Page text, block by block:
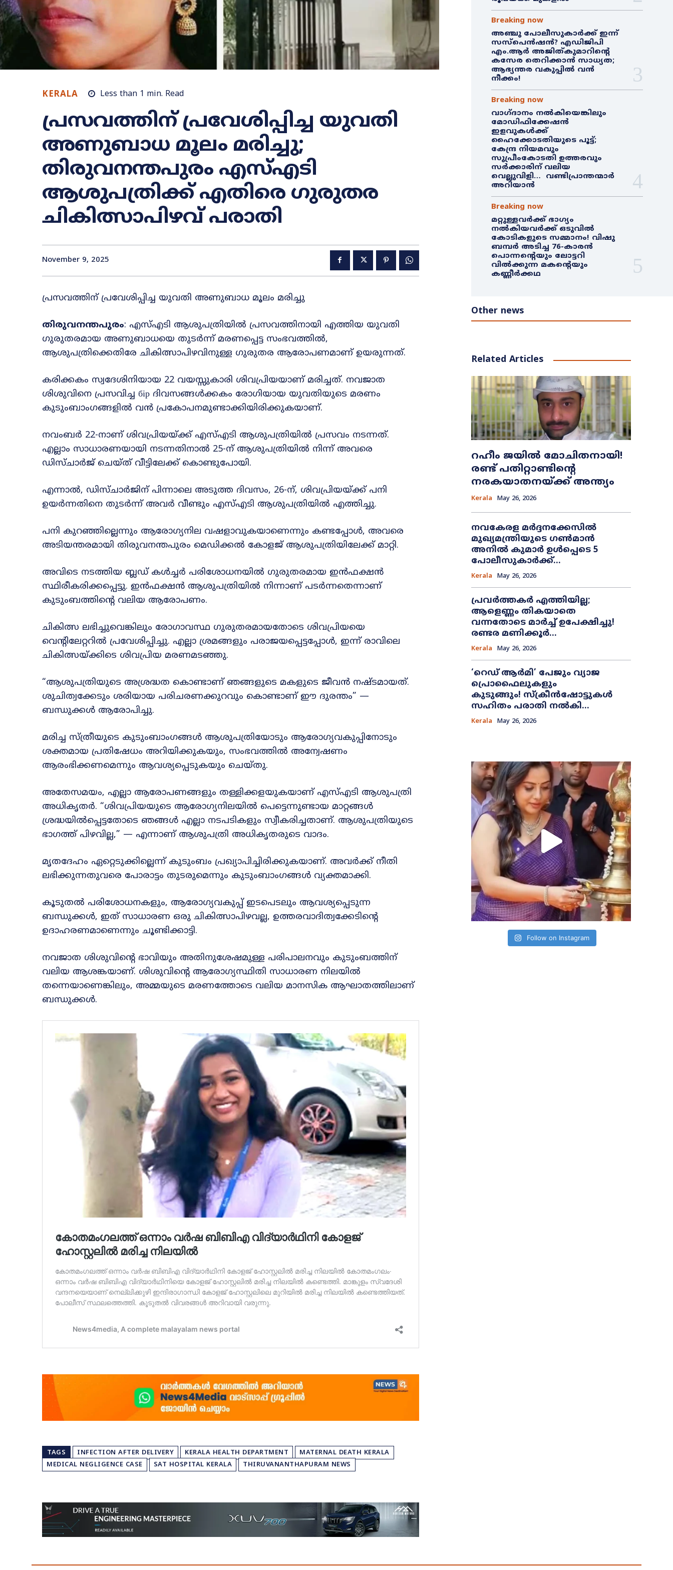
KERALA Less than 1 min. Read
പ്രസവത്തിന് പ്രവേശിപ്പിച്ച യുവതി
അണുബാധ മൂലം മരിച്ചു;
തിരുവനന്തപുരം എസ്എടി
ആശുപത്രിക്ക് എതിരെ ഗുരുതര
ചികിത്സാപിഴവ് പരാതി
November 9, 2025
പ്രസവത്തിന് പ്രവേശിപ്പിച്ച യുവതി അണുബാധ മൂലം മരിച്ചു
തിരുവനന്തപുരം: എസ്‌എടി ആശുപത്രിയിൽ പ്രസവത്തിനായി എത്തിയ യുവതി
ഗുരുതരമായ അണുബാധയെ തുടർന്ന് മരണപ്പെട്ട സംഭവത്തിൽ,
ആശുപത്രിക്കെതിരേ ചികിത്സാപിഴവിനുള്ള ഗുരുതര ആരോപണമാണ് ഉയരുന്നത്.
കരിക്കകം സ്വദേശിനിയായ 22 വയസ്സുകാരി ശിവപ്രിയയാണ് മരിച്ചത്. നവജാത
ശിശുവിനെ പ്രസവിച്ച бір ദിവസങ്ങൾക്കകം രോഗിയായ യുവതിയുടെ മരണം
കുടുംബാംഗങ്ങളിൽ വൻ പ്രകോപനമുണ്ടാക്കിയിരിക്കുകയാണ്.
നവംബർ 22-നാണ് ശിവപ്രിയയ്ക്ക് എസ്‌എടി ആശുപത്രിയിൽ പ്രസവം നടന്നത്.
എല്ലാം സാധാരണയായി നടന്നതിനാൽ 25-ന് ആശുപത്രിയിൽ നിന്ന് അവരെ
ഡിസ്ചാർജ് ചെയ്ത് വീട്ടിലേക്ക് കൊണ്ടുപോയി.
എന്നാൽ, ഡിസ്ചാർജിന് പിന്നാലെ അടുത്ത ദിവസം, 26-ന്, ശിവപ്രിയയ്ക്ക് പനി
ഉയർന്നതിനെ തുടർന്ന് അവർ വീണ്ടും എസ്‌എടി ആശുപത്രിയിൽ എത്തിച്ചു.
പനി കുറഞ്ഞില്ലെന്നും ആരോഗ്യനില വഷളാവുകയാണെന്നും കണ്ടപ്പോൾ, അവരെ
അടിയന്തരമായി തിരുവനന്തപുരം മെഡിക്കൽ കോളജ് ആശുപത്രിയിലേക്ക് മാറ്റി.
അവിടെ നടത്തിയ ബ്ലഡ് കൾച്ചർ പരിശോധനയിൽ ഗുരുതരമായ ഇൻഫക്ഷൻ
സ്ഥിരീകരിക്കപ്പെട്ടു. ഇൻഫക്ഷൻ ആശുപത്രിയിൽ നിന്നാണ് പടർന്നതെന്നാണ്
കുടുംബത്തിന്റെ വലിയ ആരോപണം.
ചികിത്സ ലഭിച്ചുവെങ്കിലും രോഗാവസ്ഥ ഗുരുതരമായതോടെ ശിവപ്രിയയെ
വെന്റിലേറ്ററിൽ പ്രവേശിപ്പിച്ചു. എല്ലാ ശ്രമങ്ങളും പരാജയപ്പെട്ടപ്പോൾ, ഇന്ന് രാവിലെ
ചികിത്സയ്ക്കിടെ ശിവപ്രിയ മരണമടഞ്ഞു.
“ആശുപത്രിയുടെ അശ്രദ്ധത കൊണ്ടാണ് ഞങ്ങളുടെ മകളുടെ ജീവൻ നഷ്ടമായത്.
ശുചിത്വക്കേടും ശരിയായ പരിചരണക്കുറവും കൊണ്ടാണ് ഈ ദുരന്തം” —
ബന്ധുക്കൾ ആരോപിച്ചു.
മരിച്ച സ്ത്രീയുടെ കുടുംബാംഗങ്ങൾ ആശുപത്രിയോടും ആരോഗ്യവകുപ്പിനോടും
ശക്തമായ പ്രതിഷേധം അറിയിക്കുകയും, സംഭവത്തിൽ അന്വേഷണം
ആരംഭിക്കണമെന്നും ആവശ്യപ്പെടുകയും ചെയ്തു.
അതേസമയം, എല്ലാ ആരോപണങ്ങളും തള്ളിക്കളയുകയാണ് എസ്‌എടി ആശുപത്രി
അധികൃതർ. “ശിവപ്രിയയുടെ ആരോഗ്യനിലയിൽ പെട്ടെന്നുണ്ടായ മാറ്റങ്ങൾ
ശ്രദ്ധയിൽപ്പെട്ടതോടെ ഞങ്ങൾ എല്ലാ നടപടികളും സ്വീകരിച്ചതാണ്. ആശുപത്രിയുടെ
ഭാഗത്ത് പിഴവില്ല,” — എന്നാണ് ആശുപത്രി അധികൃതരുടെ വാദം.
മൃതദേഹം ഏറ്റെടുക്കില്ലെന്ന് കുടുംബം പ്രഖ്യാപിച്ചിരിക്കുകയാണ്. അവർക്ക് നീതി
ലഭിക്കുന്നതുവരെ പോരാട്ടം തുടരുമെന്നും കുടുംബാംഗങ്ങൾ വ്യക്തമാക്കി.
കൂടുതൽ പരിശോധനകളും, ആരോഗ്യവകുപ്പ് ഇടപെടലും ആവശ്യപ്പെടുന്ന
ബന്ധുക്കൾ, ഇത് സാധാരണ ഒരു ചികിത്സാപിഴവല്ല, ഉത്തരവാദിത്വക്കേടിന്റെ
ഉദാഹരണമാണെന്നും ചൂണ്ടിക്കാട്ടി.
നവജാത ശിശുവിന്റെ ഭാവിയും അതിനുശേഷമുള്ള പരിപാലനവും കുടുംബത്തിന്
വലിയ ആശങ്കയാണ്. ശിശുവിന്റെ ആരോഗ്യസ്ഥിതി സാധാരണ നിലയിൽ
തന്നെയാണെങ്കിലും, അമ്മയുടെ മരണത്തോടെ വലിയ മാനസിക ആഘാതത്തിലാണ്
ബന്ധുക്കൾ.
TAGS INFECTION AFTER DELIVERY KERALA HEALTH DEPARTMENT
MATERNAL DEATH KERALA
MEDICAL NEGLIGENCE CASE
SAT HOSPITAL KERALA THIRUVANANTHAPURAM NEWS
Breaking now
അഞ്ചു പോലീസുകാർക്ക് ഇന്ന്
സസ്‌പെൻഷൻ? എഡിജിപി
എം.ആർ അജിത്കുമാറിൻ്റെ
കസേര തെറിക്കാൻ സാധ്യത;
ആഭ്യന്തര വകുപ്പിൽ വൻ
നീക്കം!
Breaking now
വാഗ്ദാനം നൽകിയെങ്കിലും
മോഡിഫിക്കേഷൻ
ഇളവുകൾക്ക്
ഹൈക്കോടതിയുടെ പൂട്ട്;
കേന്ദ്ര നിയമവും
സുപ്രീംകോടതി ഉത്തരവും
സർക്കാരിന് വലിയ
വെല്ലുവിളി… വണ്ടിപ്രാന്തന്മാർ
അറിയാൻ
Breaking now
മറ്റുള്ളവർക്ക് ഭാഗ്യം
നൽകിയവർക്ക് ഒടുവിൽ
കോടികളുടെ സമ്മാനം! വിഷു
ബമ്പർ അടിച്ച 76-കാരൻ
പൊന്നന്റെയും ലോട്ടറി
വിൽക്കുന്ന മകന്റെയും
കണ്ണീർക്കഥ
Other news
Related Articles
റഹീം ജയിൽ മോചിതനായി!
രണ്ട് പതിറ്റാണ്ടിന്റെ
നരകയാതനയ്ക്ക് അന്ത്യം
Kerala May 26, 2026
നവകേരള മർദ്ദനക്കേസിൽ
മുഖ്യമന്ത്രിയുടെ ഗൺമാൻ
അനിൽ കുമാർ ഉൾപ്പെടെ 5
പോലീസുകാർക്ക്...
Kerala May 26, 2026
പ്രവർത്തകർ എത്തിയില്ല;
ആളെണ്ണം തികയാതെ
വന്നതോടെ മാർച്ച് ഉപേക്ഷിച്ചു!
രണ്ടര മണിക്കൂർ...
Kerala May 26, 2026
​‘റെഡ് ആർമി’ പേജും വ്യാജ
പ്രൊഫൈലുകളും
കുടുങ്ങും! സ്ക്രീൻഷോട്ടുകൾ
സഹിതം പരാതി നൽകി...
Kerala May 26, 2026
Follow on Instagram